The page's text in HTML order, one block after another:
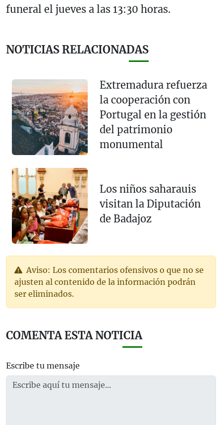
funeral el jueves a las 13:30 horas.
NOTICIAS RELACIONADAS
Extremadura refuerza
la cooperación con
Portugal en la gestión
del patrimonio
monumental
Los niños saharauis
visitan la Diputación
de Badajoz
Aviso: Los comentarios ofensivos o que no se
ajusten al contenido de la información podrán
ser eliminados.
COMENTA ESTA NOTICIA
Escribe tu mensaje